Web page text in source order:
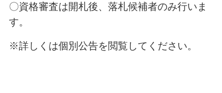
〇資格審査は開札後、落札候補者のみ行いま
す。
※詳しくは個別公告を閲覧してください。